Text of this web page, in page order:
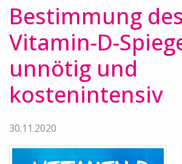
Bestimmung des
Vitamin-D-
unnötig und
kostenintensiv
30.11.2020